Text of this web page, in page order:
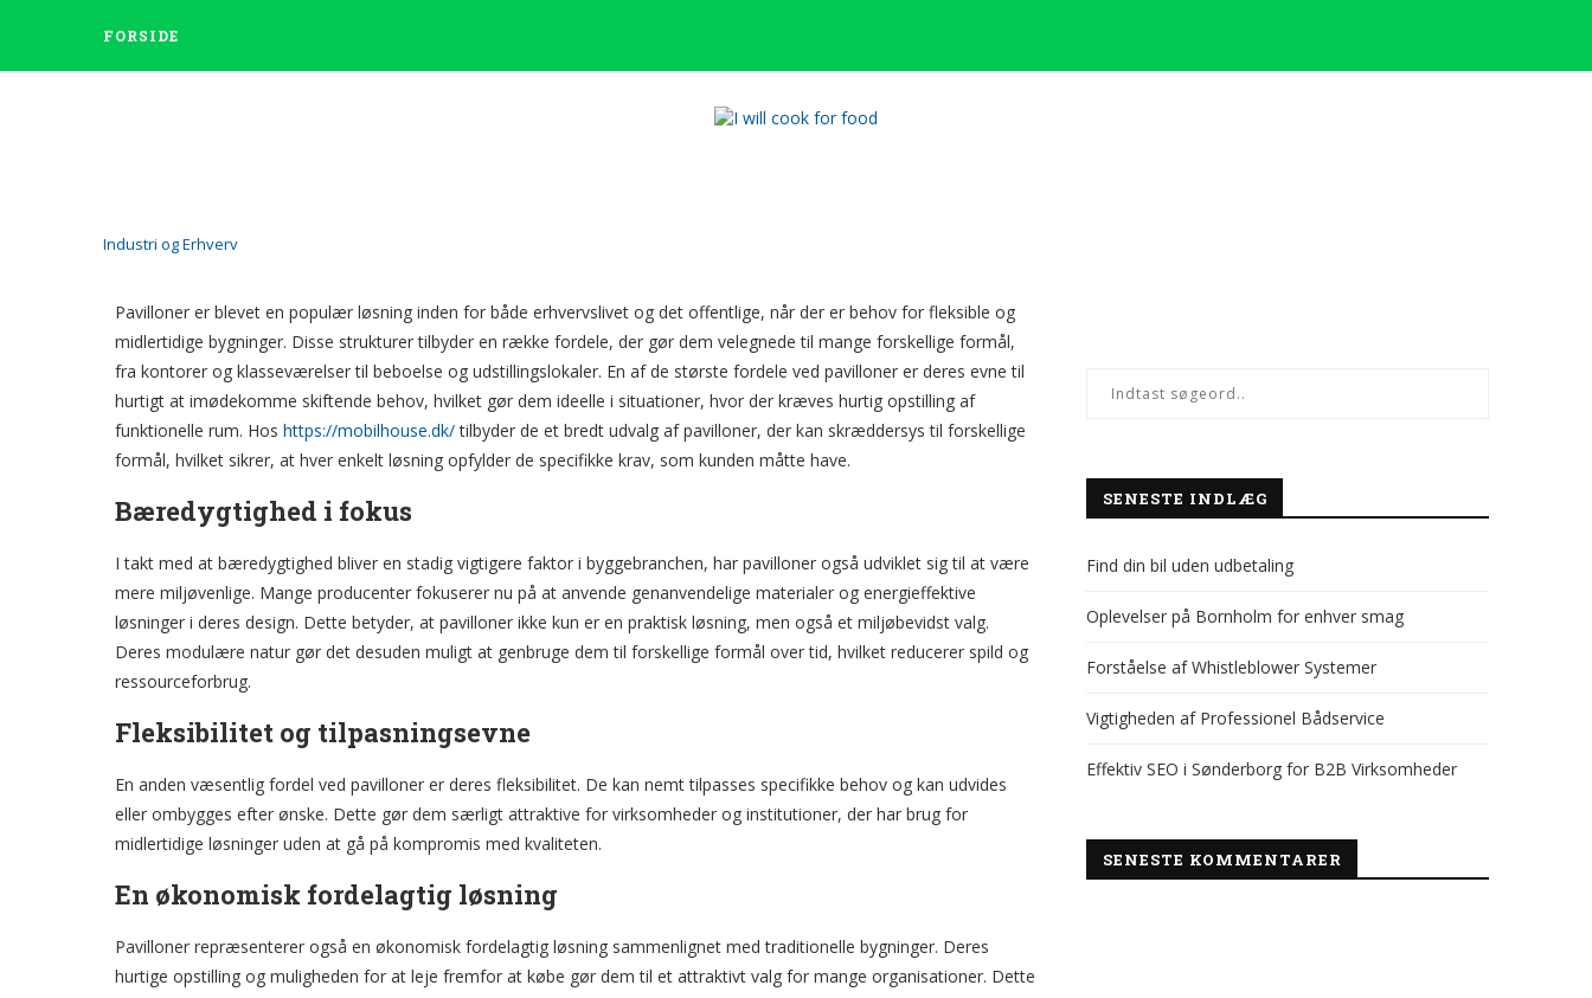
FORSIDE
Industri og Erhverv
af Admin 7. november 2024
Pavilloner er blevet en populær løsning inden for både erhvervslivet og det offentlige, når der er behov for fleksible og
midlertidige bygninger. Disse strukturer tilbyder en række fordele, der gør dem velegnede til mange forskellige formål,
fra kontorer og klasseværelser til beboelse og udstillingslokaler. En af de største fordele ved pavilloner er deres evne til
hurtigt at imødekomme skiftende behov, hvilket gør dem ideelle i situationer, hvor der kræves hurtig opstilling af
funktionelle rum. Hos https://mobilhouse.dk/tilbyder de et bredt udvalg af pavilloner, der kan skræddersys til forskellige
formål, hvilket sikrer, at hver enkelt løsning opfylder de specifikke krav, som kunden måtte have.
Bæredygtighed i fokus
I takt med at bæredygtighed bliver en stadig vigtigere faktor i byggebranchen, har pavilloner også udviklet sig til at være
mere miljøvenlige. Mange producenter fokuserer nu på at anvende genanvendelige materialer og energieffektive
løsninger i deres design. Dette betyder, at pavilloner ikke kun er en praktisk løsning, men også et miljøbevidst valg.
Deres modulære natur gør det desuden muligt at genbruge dem til forskellige formål over tid, hvilket reducerer spild og
ressourceforbrug.
Fleksibilitet og tilpasningsevne
En anden væsentlig fordel ved pavilloner er deres fleksibilitet. De kan nemt tilpasses specifikke behov og kan udvides
eller ombygges efter ønske. Dette gør dem særligt attraktive for virksomheder og institutioner, der har brug for
midlertidige løsninger uden at gå på kompromis med kvaliteten.
En økonomisk fordelagtig løsning
Pavilloner repræsenterer også en økonomisk fordelagtig løsning sammenlignet med traditionelle bygninger. Deres
hurtige opstilling og muligheden for at leje fremfor at købe gør dem til et attraktivt valg for mange organisationer. Dette
SENESTE INDLÆG
Find din bil uden udbetaling
Oplevelser på Bornholm for enhver smag
Forståelse af Whistleblower Systemer
Vigtigheden af Professionel Bådservice
Effektiv SEO i Sønderborg for B2B Virksomheder
SENESTE KOMMENTARER